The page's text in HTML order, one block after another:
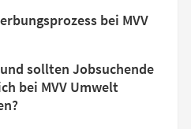
bei MVV
sollten Jobsuchende
bei MVV Umwelt